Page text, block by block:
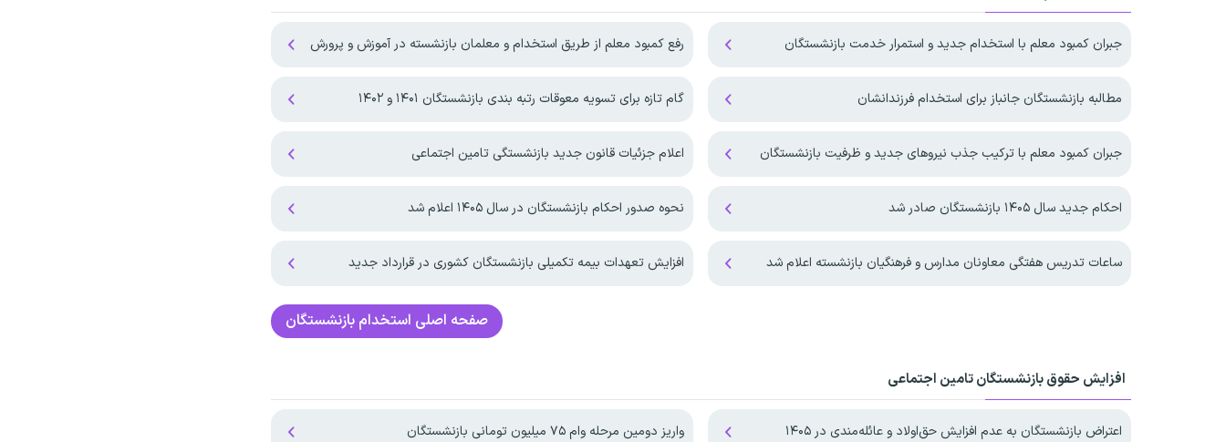
جبران کمبود معلم با استخدام جدید و استمرار خدمت بازنشستگان رفع کمبود معلم از طریق استخدام و معلمان بازنشسته در آموزش و پرورش
مطالبه بازنشستگان جانباز برای استخدام فرزندانشان گام تازه برای تسویه معوقات رتبه بندی بازنشستگان ۱۴۰۱ و ۱۴۰۲
جبران کمبود معلم با ترکیب جذب نیروهای جدید و ظرفیت بازنشستگان اعلام جزئیات قانون جدید بازنشستگی تامین اجتماعی
احکام جدید سال ۱۴۰۵ بازنشستگان صادر شد نحوه صدور احکام بازنشستگان در سال ۱۴۰۵ اعلام شد
ساعات تدریس هفتگی معاونان مدارس و فرهنگیان بازنشسته اعلام شد افزایش تعهدات بیمه‌ تکمیلی بازنشستگان کشوری در قرارداد جدید
صفحه اصلی استخدام بازنشستگان
افزایش حقوق بازنشستگان تامین اجتماعی
اعتراض بازنشستگان به عدم افزایش حق‌اولاد و عائله‌مندی در ۱۴۰۵ واریز دومین مرحله وام ۷۵ میلیون تومانی بازنشستگان